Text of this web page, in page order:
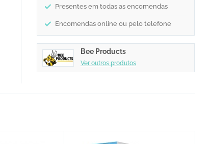
Presentes em todas as encomendas
Encomendas online ou pelo telefone
Bee Products
Ver outros produtos